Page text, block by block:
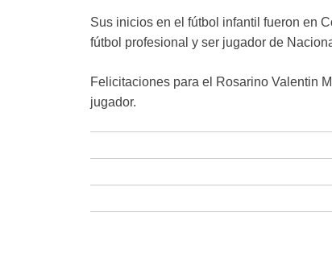
Sus inicios en el fútbol infantil fueron en
fútbol profesional y ser jugador de
Felicitaciones para el Rosarino Valentin
jugador.